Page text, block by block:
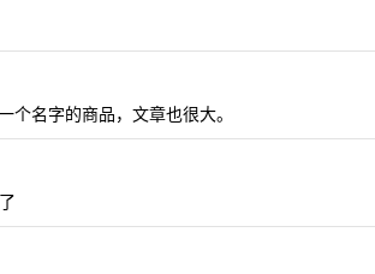
个名字的商品，文章也很大。